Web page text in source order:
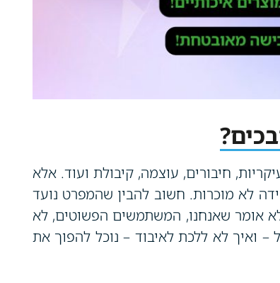
חיבורים, עוצמה, קיבולת ועוד. אלא
לא מוכרות. חשוב להבין שהמפרט נועד
אומר שאנחנו, המשתמשים הפשוטים, לא
ואיך לא ללכת לאיבוד – נוכל להפוך את